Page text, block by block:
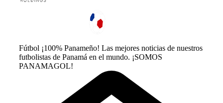
Fútbol ¡100% Panameño! Las mejores noticias de nuestros
futbolistas de Panamá en el mundo. ¡SOMOS
PANAMAGOL!